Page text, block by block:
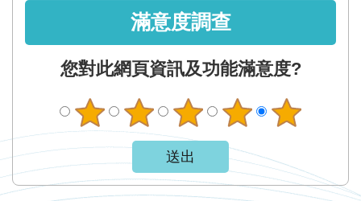
滿意度調查
您對此網頁資訊及功能滿意度?